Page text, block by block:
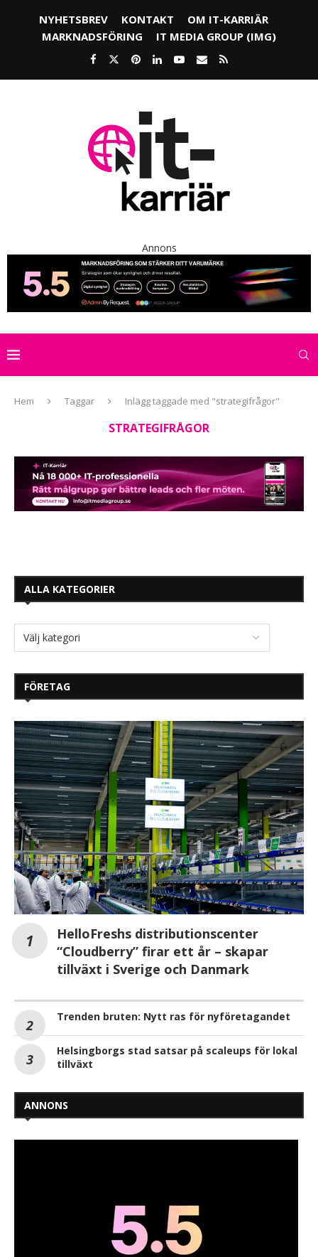
NYHETSBREV KONTAKT
OM IT-KARRIÄR
MARKNADSFÖRING
IT MEDIA GROUP (IMG)
Annons
Hem Taggar Inlägg taggade med "strategifrågor"
STRATEGIFRÅGOR
ALLA KATEGORIER
FÖRETAG
HelloFreshs distributionscenter
“Cloudberry” firar ett år – skapar
tillväxt i Sverige och Danmark
Trenden bruten: Nytt ras för nyföretagandet
Helsingborgs stad satsar på scaleups för lokal
tillväxt
ANNONS